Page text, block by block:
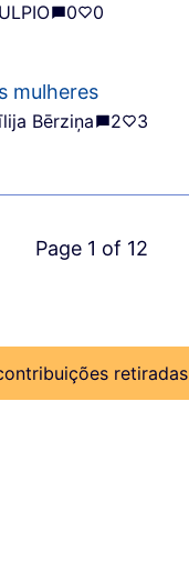
0 0
mulheres
Bērziņa 2 3
Page 1 of 12
retiradas